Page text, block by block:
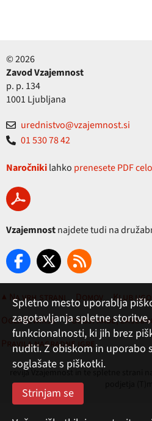
© 2026
Zavod Vzajemnost
p. p. 134
1001 Ljubljana
urednistvo@vzajemnost.si
01 530 78 42
Naročnikilahko prenesete PDF
Vzajemnostnajdete tudi na
▲ Na vrh strani Domov Klub
Oglaševanje
Pogoji rabe,
Pravila nagradne igre
revija Vzajemnost in te spletne strani
Spletno mesto uporablja
zagotavljanja spletne
funkcionalnosti, ki jih brez
nuditi. Z obiskom in uporabo
soglašate s piškotki.